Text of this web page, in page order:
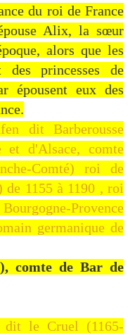
du roi de France
Alix, la sœur
alors que les
des princesses de
épousent eux des
dit Barberousse
et d'Alsace, comte
Comté) roi de
de 1155 à 1190 , roi
Provence
germanique de
comte de Bar de
dit le Cruel (1165-